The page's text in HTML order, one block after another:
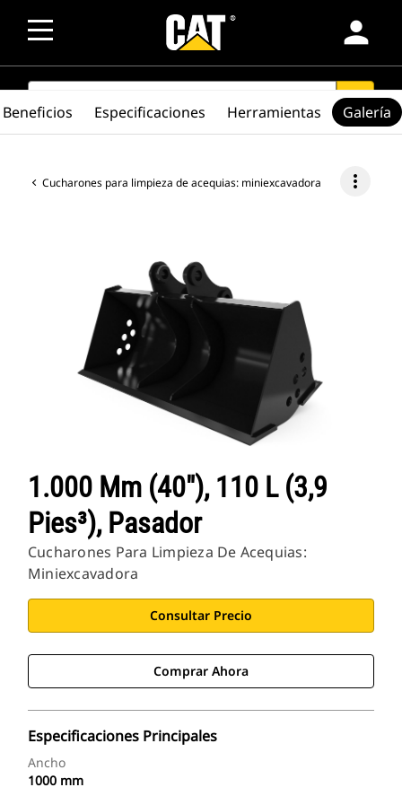
person
SEARCH search
Cucharones para limpieza de acequias: miniexcavadora more_vert
1.000 Mm (40"), 110 L (3,9
Pies³), Pasador
Cucharones Para Limpieza De Acequias:
Miniexcavadora
Consultar Precio
Comprar Ahora
Especificaciones Principales
Ancho
1000 mm
Beneficios Especificaciones Herramientas Galería